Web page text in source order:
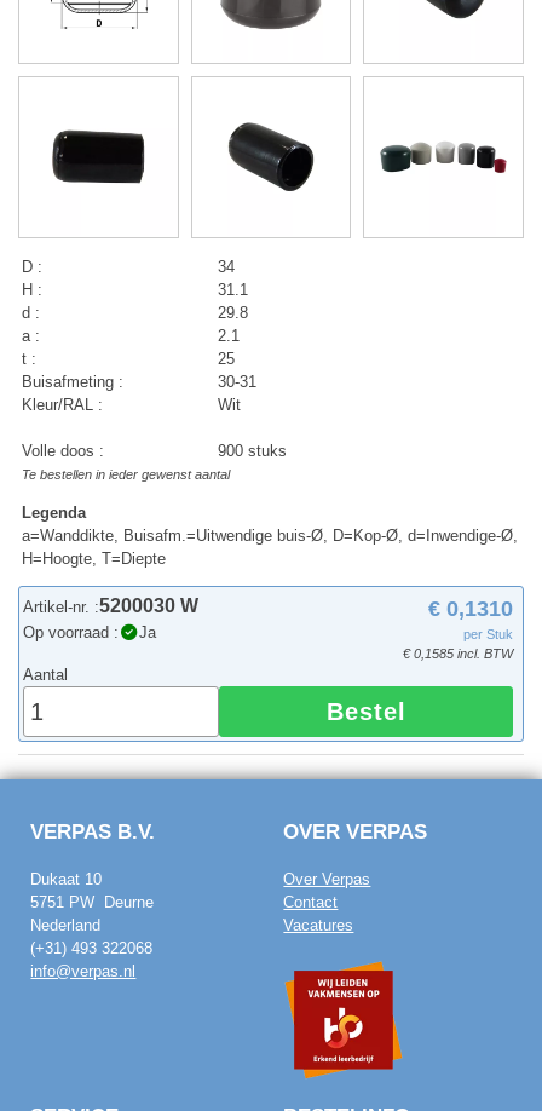
D :
34
H :
31.1
d :
29.8
a :
2.1
t :
25
Buisafmeting :
30-31
Kleur/RAL :
Wit
Volle doos : 900 stuks
Te bestellen in ieder gewenst aantal
Legenda
a=Wanddikte, Buisafm.=Uitwendige buis-Ø, D=Kop-Ø, d=Inwendige-Ø,
H=Hoogte, T=Diepte
Artikel-nr. :5200030 W
Op voorraad : Ja
€ 0,1310
per Stuk
€ 0,1585 incl. BTW
Aantal
Bestel
VERPAS B.V.
Dukaat 10
5751 PW Deurne
Nederland
(+31) 493 322068
info@verpas.nl
OVER VERPAS
Over Verpas
Contact
Vacatures